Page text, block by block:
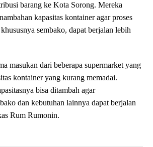
barang ke Kota Sorong. Mereka
kapasitas kontainer agar proses
sembako, dapat berjalan lebih
masukan dari beberapa supermarket yang
kontainer yang kurang memadai.
bisa ditambah agar
dan kebutuhan lainnya dapat berjalan
Rum Rumonin.